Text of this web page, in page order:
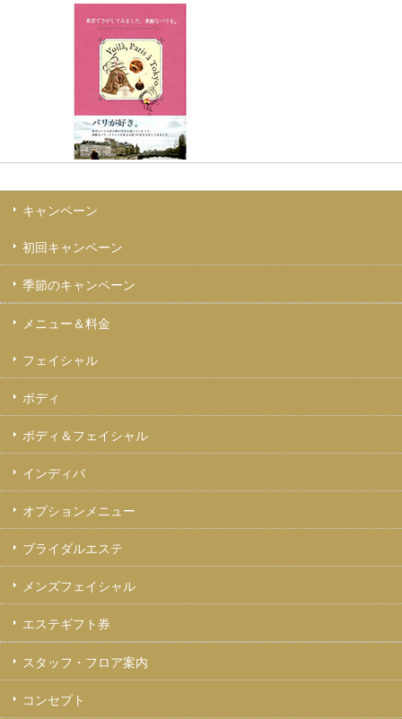
キャンペーン
初回キャンペーン
季節のキャンペーン
メニュー＆料金
フェイシャル
ボディ
ボディ＆フェイシャル
インディバ
オプションメニュー
ブライダルエステ
メンズフェイシャル
エステギフト券
スタッフ・フロア案内
コンセプト